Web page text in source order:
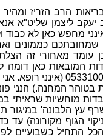
הרב הזריז ומהיר
ליצמן שליט"א
מחפש כאן לא כבוד
כממונים
עומד מאחורי זה
המובאות כאן
אורי סופר )טל:
בטוהר המחנה.) הנני
מוחשיות שראיתי
עץ הלבונה' במיגור
הגוף מקורונה)
הכל התחיל כשבועיים